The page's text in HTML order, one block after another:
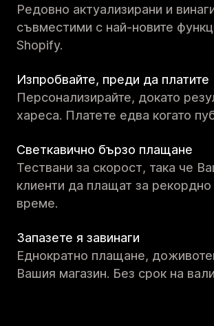
Редовно актуализирани и
съвместими с най-новите
Shopify.
Изпробвайте, преди да платите
Персонализирайте, докато
хареса. Платете едва когато
Светкавично бързо плащане
Тествани за скорост, така че
клиенти да плащат за рекордно
време.
Запазете я завинаги
Еднократно плащане,
Вашия магазин. Без срок на